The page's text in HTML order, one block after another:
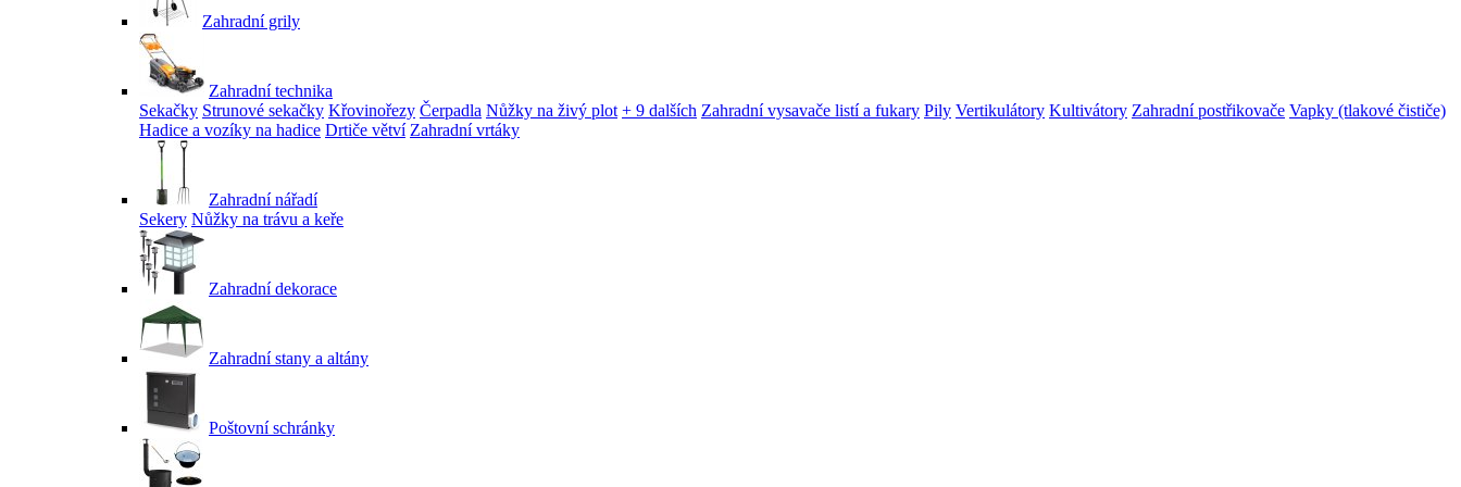
Zahradní grily
Zahradní technika
Sekačky Strunové sekačky Křovinořezy Čerpadla Nůžky na živý plot + 9 dalších Zahradní vysavače listí a fukary Pily Vertikulátory Kultivátory Zahradní postřikovače Vapky (tlakové čističe)
Hadice a vozíky na hadice Drtiče větví Zahradní vrtáky
Zahradní nářadí
Sekery Nůžky na trávu a keře
Zahradní dekorace
Zahradní stany a altány
Poštovní schránky